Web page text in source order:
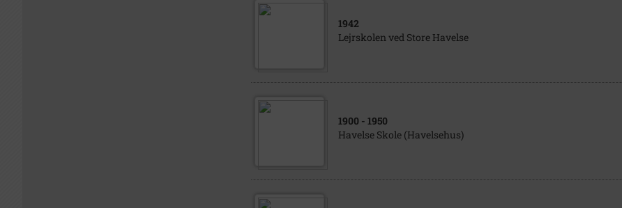
1942
Lejrskolen ved Store Havelse
1900 - 1950
Havelse Skole (Havelsehus)